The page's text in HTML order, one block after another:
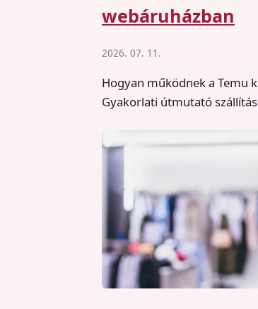
webáruházban
2026. 07. 11.
Hogyan működnek a Temu
Gyakorlati útmutató